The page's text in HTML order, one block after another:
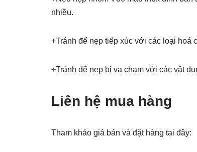
nhiều.
+Tránh để nẹp tiếp xúc với các loại
+Tránh để nẹp bị va chạm với các vật
Liên hệ mua hàng
Tham khảo giá bán và đặt hàng tại đây: